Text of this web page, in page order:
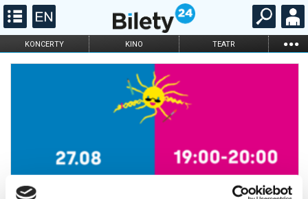
KONCERTY KINO TEATR ...
FILHARMONIA OPERA I BALET
ONLINE